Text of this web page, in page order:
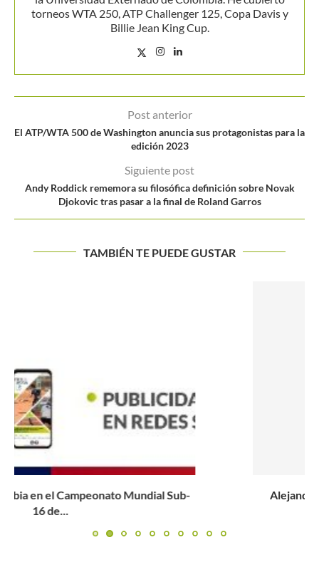
torneos WTA 250, ATP Challenger 125, Copa Davis y
Billie Jean King Cup.
Post anterior
El ATP/WTA 500 de Washington anuncia sus protagonistas para la
edición 2023
Siguiente post
Andy Roddick rememora su filosófica definición sobre Novak
Djokovic tras pasar a la final de Roland Garros
TAMBIÉN TE PUEDE GUSTAR
Alejandro Falla: «Si Emiliana Arango pasa la primera